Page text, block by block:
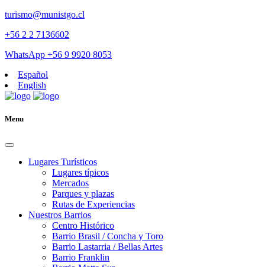
turismo@munistgo.cl
+56 2 2 7136602
WhatsApp +56 9 9920 8053
Español
English
Menu
Lugares Turísticos
Lugares tí­picos
Mercados
Parques y plazas
Rutas de Experiencias
Nuestros Barrios
Centro Histórico
Barrio Brasil / Concha y Toro
Barrio Lastarria / Bellas Artes
Barrio Franklin